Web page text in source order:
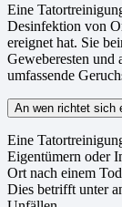
Eine
Desinfektion von
ereignet hat. Sie
Geweberesten und
umfassende
An wen richtet sich
Eine
Eigentümern oder
Ort nach einem
Dies betrifft unter